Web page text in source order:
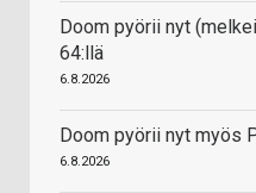
Doom pyörii nyt
64:llä
6.8.2026
Doom pyörii nyt myös
6.8.2026